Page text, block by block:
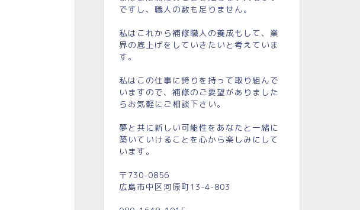
ですし、職人の数も足りません。
私はこれから補修職人の養成もして、業
界の底上げをしていきたいと考えていま
す。
私はこの仕事に誇りを持って取り組んで
いますので、補修のご要望がありました
らお気軽にご相談下さい。
夢と共に新しい可能性をあなたと一緒に
築いていけることを心から楽しみにして
います。
〒730-0856
広島市中区河原町13-4-803